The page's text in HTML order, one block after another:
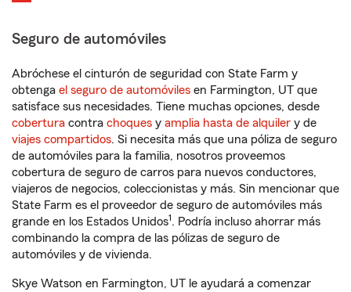
Seguro de automóviles
Abróchese el cinturón de seguridad con State Farm y
obtenga el seguro de automóviles en Farmington, UT que
satisface sus necesidades. Tiene muchas opciones, desde
cobertura contra choques y amplia hasta de alquiler y de
viajes compartidos. Si necesita más que una póliza de seguro
de automóviles para la familia, nosotros proveemos
cobertura de seguro de carros para nuevos conductores,
viajeros de negocios, coleccionistas y más. Sin mencionar que
State Farm es el proveedor de seguro de automóviles más
grande en los Estados Unidos1. Podría incluso ahorrar más
combinando la compra de las pólizas de seguro de
automóviles y de vivienda.
Skye Watson en Farmington, UT le ayudará a comenzar